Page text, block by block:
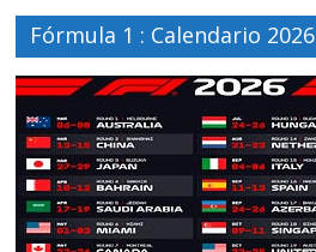
Fórmula 1 : Calendario 2026